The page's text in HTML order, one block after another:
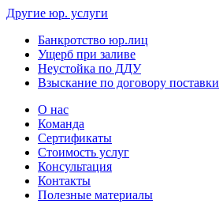
Другие юр. услуги
Банкротство юр.лиц
Ущерб при заливе
Неустойка по ДДУ
Взыскание по договору поставки
О нас
Команда
Сертификаты
Стоимость услуг
Консультация
Контакты
Полезные материалы